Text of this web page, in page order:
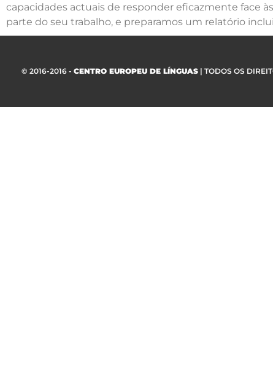
capacidades actuais de responder eficazmente face
parte do seu trabalho, e preparamos um relatório
© 2016-2016 - CENTRO EUROPEU DE LÍNGUAS | TODOS OS